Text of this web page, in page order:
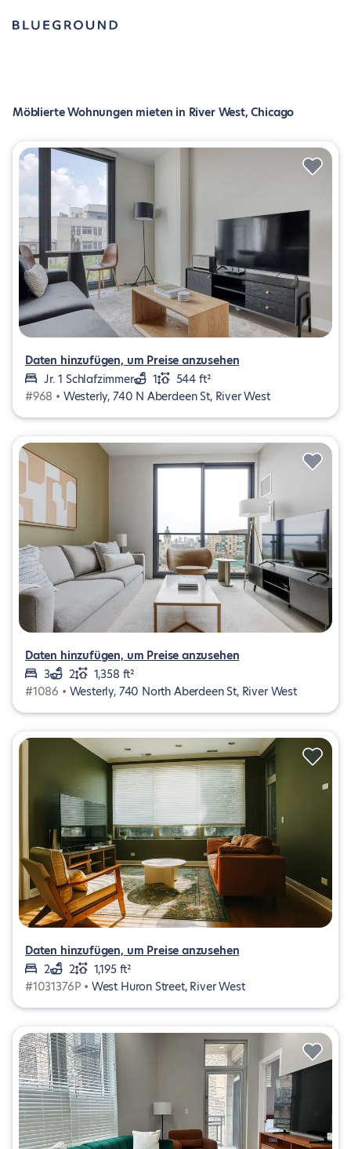
Möblierte Wohnungen mieten in River West, Chicago
Daten hinzufügen, um Preise anzusehen
Jr. 1 Schlafzimmer
1
544 ft²
#968 • Westerly, 740 N Aberdeen St, River West
Daten hinzufügen, um Preise anzusehen
3
2
1,358 ft²
#1086 • Westerly, 740 North Aberdeen St, River West
Daten hinzufügen, um Preise anzusehen
2
2
1,195 ft²
#1031376P • West Huron Street, River West